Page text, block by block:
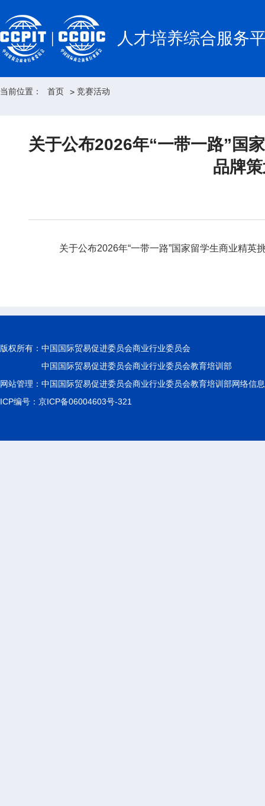
人才培养综合服务
当前位置： 首页 > 竞赛活动
关于公布2026年“一带一路”国
品牌
关于公布2026年“一带一路”国家留学生商业精
版权所有： 中国国际贸易促进委员会商业行业委员会
中国国际贸易促进委员会商业行业委员会教育培训部
网站管理：中国国际贸易促进委员会商业行业委员会教育培训部网络信
ICP编号：京ICP备06004603号-321